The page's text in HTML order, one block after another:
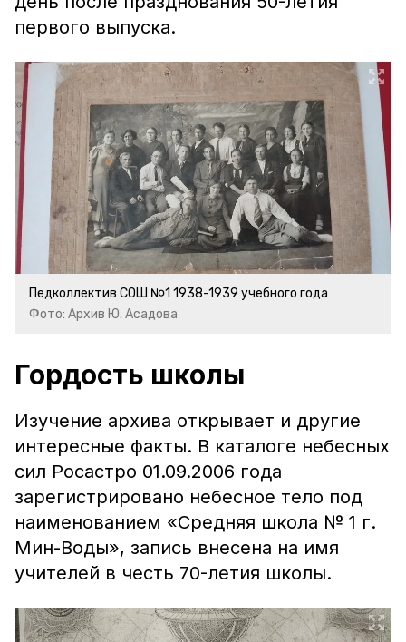
первого выпуска.
Педколлектив СОШ №1 1938-1939 учебного года
Фото: Архив Ю. Асадова
Гордость школы
Изучение архива открывает и другие
интересные факты. В каталоге небесных
сил Росастро 01.09.2006 года
зарегистрировано небесное тело под
наименованием «Средняя школа № 1 г.
Мин-Воды», запись внесена на имя
учителей в честь 70-летия школы.